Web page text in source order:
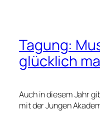
Tagung:
glücklich
Auch in diesem Jahr
mit der Jungen